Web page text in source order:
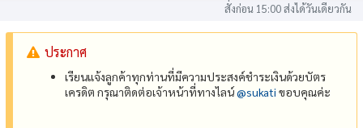
สั่งก่อน 15:00 ส่งได้วันเดียวกัน
ประกาศ
เรียนแจ้งลูกค้าทุกท่านที่มีความประสงค์ชำระเงินด้วยบัตร
เครดิต กรุณาติดต่อเจ้าหน้าที่ทางไลน์@‌sukati ขอบคุณค่ะ